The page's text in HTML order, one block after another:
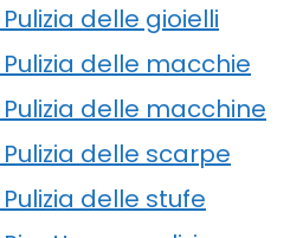
delle gioielli
delle macchie
delle macchine
delle scarpe
delle stufe